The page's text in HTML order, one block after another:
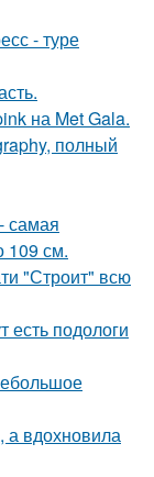
- туре
на Met Gala.
полный
самая
109 см.
"Строит" всю
есть подологи
а вдохновила